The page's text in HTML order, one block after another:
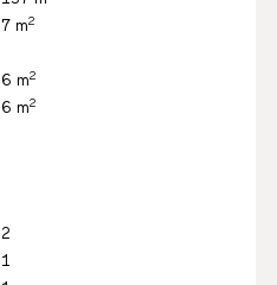
7 m2
6 m2
6 m2
2
1